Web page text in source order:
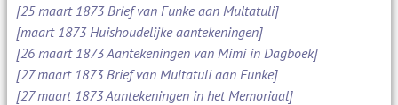
[25 maart 1873 Brief van Funke aan Multatuli]
[maart 1873 Huishoudelijke aantekeningen]
[26 maart 1873 Aantekeningen van Mimi in Dagboek]
[27 maart 1873 Brief van Multatuli aan Funke]
[27 maart 1873 Aantekeningen in het Memoriaal]